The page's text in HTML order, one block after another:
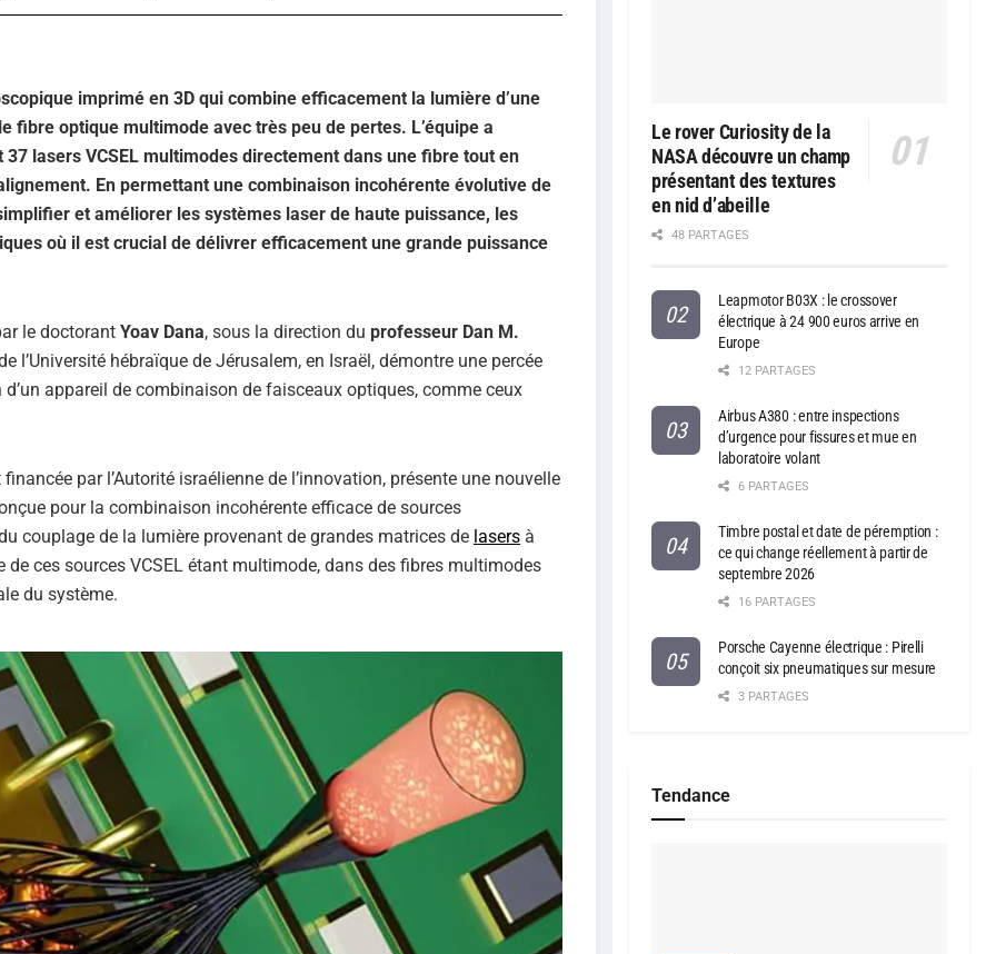
imprimé en 3D qui combine efficacement la lumière d’une
optique multimode avec très peu de pertes. L’équipe a
lasers VCSEL multimodes directement dans une fibre tout en
En permettant une combinaison incohérente évolutive de
et améliorer les systèmes laser de haute puissance, les
où il est crucial de délivrer efficacement une grande puissance
le doctorant Yoav Dana, sous la direction du professeur Dan M.
l’Université hébraïque de Jérusalem, en Israël, démontre une percée
appareil de combinaison de faisceaux optiques, comme ceux
financée par l’Autorité israélienne de l’innovation, présente une nouvelle
pour la combinaison incohérente efficace de sources
couplage de la lumière provenant de grandes matrices de lasers à
ces sources VCSEL étant multimode, dans des fibres multimodes
du système.
Le rover Curiosity de la
NASA découvre un champ
présentant des textures
en nid d’abeille
48 PARTAGES
Leapmotor B03X : le crossover
électrique à 24 900 euros arrive en
Europe
12 PARTAGES
Airbus A380 : entre inspections
d’urgence pour fissures et mue en
laboratoire volant
6 PARTAGES
Timbre postal et date de péremption :
ce qui change réellement à partir de
septembre 2026
16 PARTAGES
Porsche Cayenne électrique : Pirelli
conçoit six pneumatiques sur mesure
3 PARTAGES
Tendance